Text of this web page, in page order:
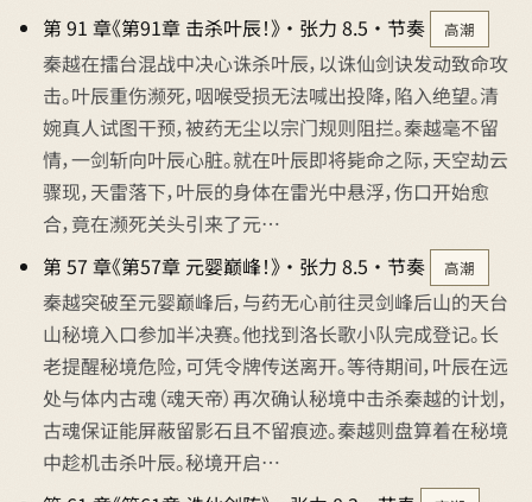
第 91 章《第91章 击杀叶辰！》 · 张力 8.5 · 节奏
高潮
秦越在擂台混战中决心诛杀叶辰，以诛仙剑诀发动致命攻
击。叶辰重伤濒死，咽喉受损无法喊出投降，陷入绝望。清
婉真人试图干预，被药无尘以宗门规则阻拦。秦越毫不留
情，一剑斩向叶辰心脏。就在叶辰即将毙命之际，天空劫云
骤现，天雷落下，叶辰的身体在雷光中悬浮，伤口开始愈
合，竟在濒死关头引来了元…
第 57 章《第57章 元婴巅峰！》 · 张力 8.5 · 节奏
高潮
秦越突破至元婴巅峰后，与药无心前往灵剑峰后山的天台
山秘境入口参加半决赛。他找到洛长歌小队完成登记。长
老提醒秘境危险，可凭令牌传送离开。等待期间，叶辰在远
处与体内古魂（魂天帝）再次确认秘境中击杀秦越的计划，
古魂保证能屏蔽留影石且不留痕迹。秦越则盘算着在秘境
中趁机击杀叶辰。秘境开启…